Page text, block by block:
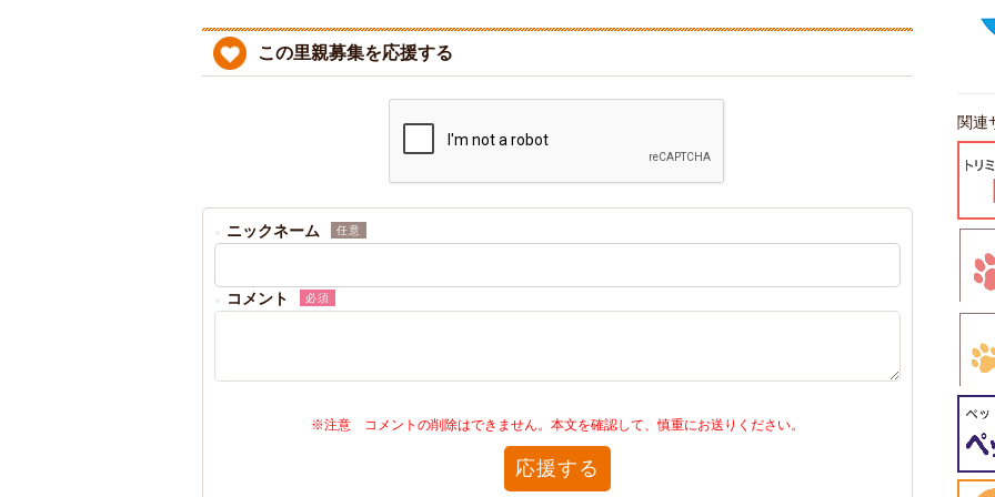
この里親募集を応援する
ニックネーム 任意
コメント 必須
※注意 コメントの削除はできません。本文を確認して、慎重にお送りください。
応援する
関連